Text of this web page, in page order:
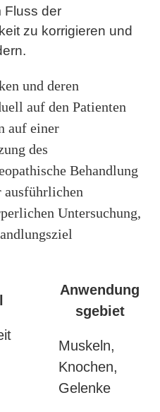
Fluss der
zu korrigieren und
und deren
auf den Patienten
auf einer
des
Behandlung
Untersuchung,
Anwendung
sgebiet
Muskeln,
Knochen,
Gelenke